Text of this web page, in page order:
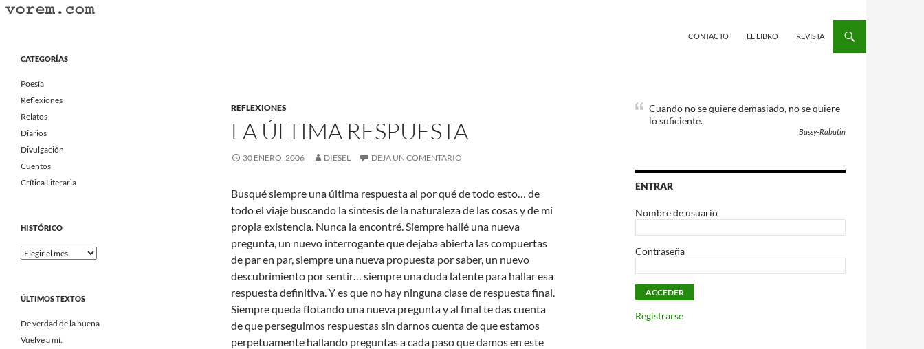
Saltar
CONTACTO EL LIBRO REVISTA
REFLEXIONES
LA ÚLTIMA RESPUESTA
30 ENERO, 2006 DIESEL DEJA UN COMENTARIO
Busqué siempre una última respuesta al por qué de todo esto… de
todo el viaje buscando la síntesis de la naturaleza de las cosas y de mi
propia existencia. Nunca la encontré. Siempre hallé una nueva
pregunta, un nuevo interrogante que dejaba abierta las compuertas
de par en par, siempre una nueva propuesta por saber, un nuevo
descubrimiento por sentir… siempre una duda latente para hallar esa
respuesta definitiva. Y es que no hay ninguna clase de respuesta final.
Siempre queda flotando una nueva pregunta y al final te das cuenta
de que perseguimos respuestas sin darnos cuenta de que estamos
perpetuamente hallando preguntas a cada paso que damos en este
Cuando no se quiere demasiado, no se quiere
lo suficiente.
Bussy-Rabutin
ENTRAR
Nombre de usuario
Contraseña
Registrarse
Portal Literario Independiente
CATEGORÍAS
Poesía
Reflexiones
Relatos
Diarios
Divulgación
Cuentos
Crítica Literaria
HISTÓRICO
Histórico
ÚLTIMOS TEXTOS
De verdad de la buena
Vuelve a mí.